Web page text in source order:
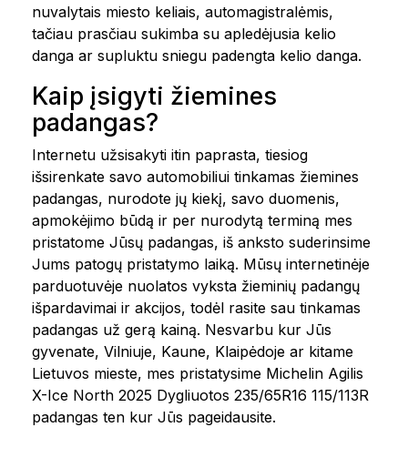
nuvalytais miesto keliais, automagistralėmis,
tačiau prasčiau sukimba su apledėjusia kelio
danga ar supluktu sniegu padengta kelio danga.
Kaip įsigyti žiemines
padangas?
Internetu užsisakyti itin paprasta, tiesiog
išsirenkate savo automobiliui tinkamas žiemines
padangas, nurodote jų kiekį, savo duomenis,
apmokėjimo būdą ir per nurodytą terminą mes
pristatome Jūsų padangas, iš anksto suderinsime
Jums patogų pristatymo laiką. Mūsų internetinėje
parduotuvėje nuolatos vyksta žieminių padangų
išpardavimai ir akcijos, todėl rasite sau tinkamas
padangas už gerą kainą. Nesvarbu kur Jūs
gyvenate, Vilniuje, Kaune, Klaipėdoje ar kitame
Lietuvos mieste, mes pristatysime Michelin Agilis
X-Ice North 2025 Dygliuotos 235/65R16 115/113R
padangas ten kur Jūs pageidausite.